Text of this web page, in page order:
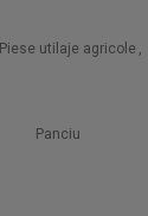
Piese utilaje agricole ,
Panciu